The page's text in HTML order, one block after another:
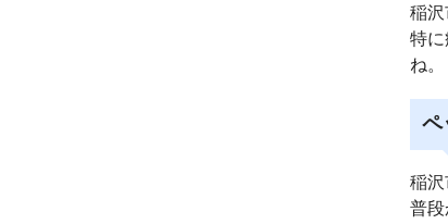
稲沢
特
ね。
ペ
稲沢
普